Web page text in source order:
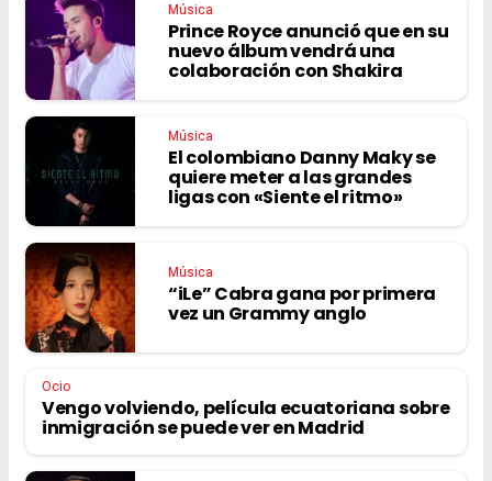
Música
Prince Royce anunció que en su
nuevo álbum vendrá una
colaboración con Shakira
Música
El colombiano Danny Maky se
quiere meter a las grandes
ligas con «Siente el ritmo»
Música
“iLe” Cabra gana por primera
vez un Grammy anglo
Ocio
Vengo volviendo, película ecuatoriana sobre
inmigración se puede ver en Madrid